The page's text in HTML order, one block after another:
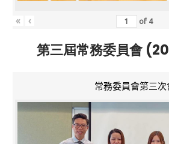
« ‹ of 4
第三屆常務委員會
常務委員會第三次